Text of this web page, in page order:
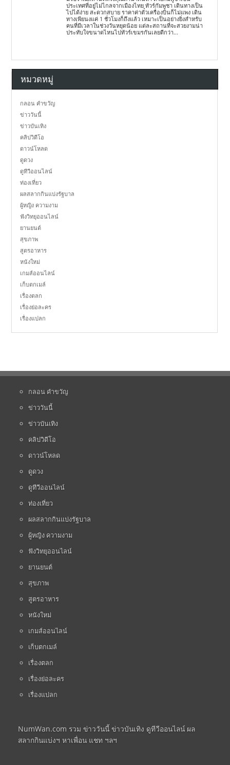
ประเทศที่อยู่ไม่ไกลจากเมืองไทย ทัวร์กัมพูชา เดินทางเป็น
ไปได้ง่าย สะดวกสบาย ราคาค่าตั๋วเครื่องบินก็ไม่แพง เดิน
ทางเพียนงแค่ 1 ชั่วโมงก็ถึงแล้ว เหมาะเป็นอย่างยิ่งสำหรับ
คนที่มีเวลาในช่วงวันหยุดน้อย แต่ละสถานที่จะสวยงามน่า
ประทับใจขนาดไหนไปทัวร์เขมรกันเลยดีกว่า...
หมวดหมู่
กลอน คำขวัญ
ข่าววันนี้
ข่าวบันเทิง
คลิปวิดีโอ
ดาวน์โหลด
ดูดวง
ดูทีวีออนไลน์
ท่องเที่ยว
ผลสลากกินแบ่งรัฐบาล
ผู้หญิง ความงาม
ฟังวิทยุออนไลน์
ยานยนต์
สุขภาพ
สูตรอาหาร
หนังใหม่
เกมส์ออนไลน์
เก็บตกเมล์
เรื่องตลก
เรื่องย่อละคร
เรื่องแปลก
กลอน คำขวัญ
ข่าววันนี้
ข่าวบันเทิง
คลิปวิดีโอ
ดาวน์โหลด
ดูดวง
ดูทีวีออนไลน์
ท่องเที่ยว
ผลสลากกินแบ่งรัฐบาล
ผู้หญิง ความงาม
ฟังวิทยุออนไลน์
ยานยนต์
สุขภาพ
สูตรอาหาร
หนังใหม่
เกมส์ออนไลน์
เก็บตกเมล์
เรื่องตลก
เรื่องย่อละคร
เรื่องแปลก
NumWan.com รวม ข่าววันนี้ ข่าวบันเทิง ดูทีวีออนไลน์ ผล
สลากกินแบ่งฯ หาเพื่อน แชท ฯลฯ